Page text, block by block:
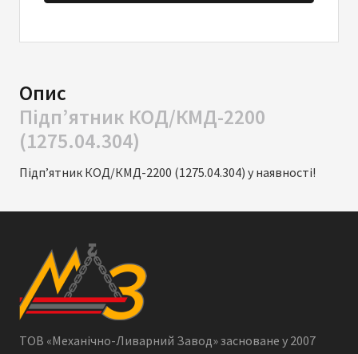
Опис
Підп’ятник КОД/КМД-2200
(1275.04.304)
Підп’ятник КОД/КМД-2200 (1275.04.304) у наявності!
ТОВ «Механічно-Ливарний Завод» засноване у 2007